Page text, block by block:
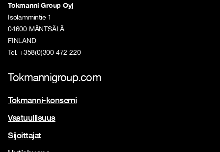
Tokmanni Group Oyj
Isolammintie 1
04600 MÄNTSÄLÄ
FINLAND
Tel. +358(0)300 472 220
Tokmannigroup.com
Tokmanni-konserni
Vastuullisuus
Sijoittajat